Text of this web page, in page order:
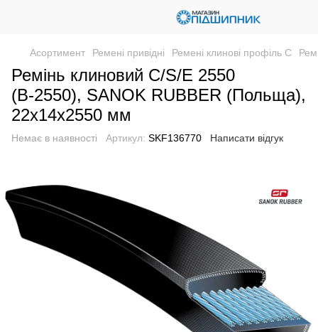
Асортимент Ремені привідні Ремені клинові профіль C
Ремінь клиновий C/S/E 2550
(В-2550), SANOK RUBBER (Польща),
22х14х2550 мм
Немає в наявності Артикул: SKF136770 Написати відгук